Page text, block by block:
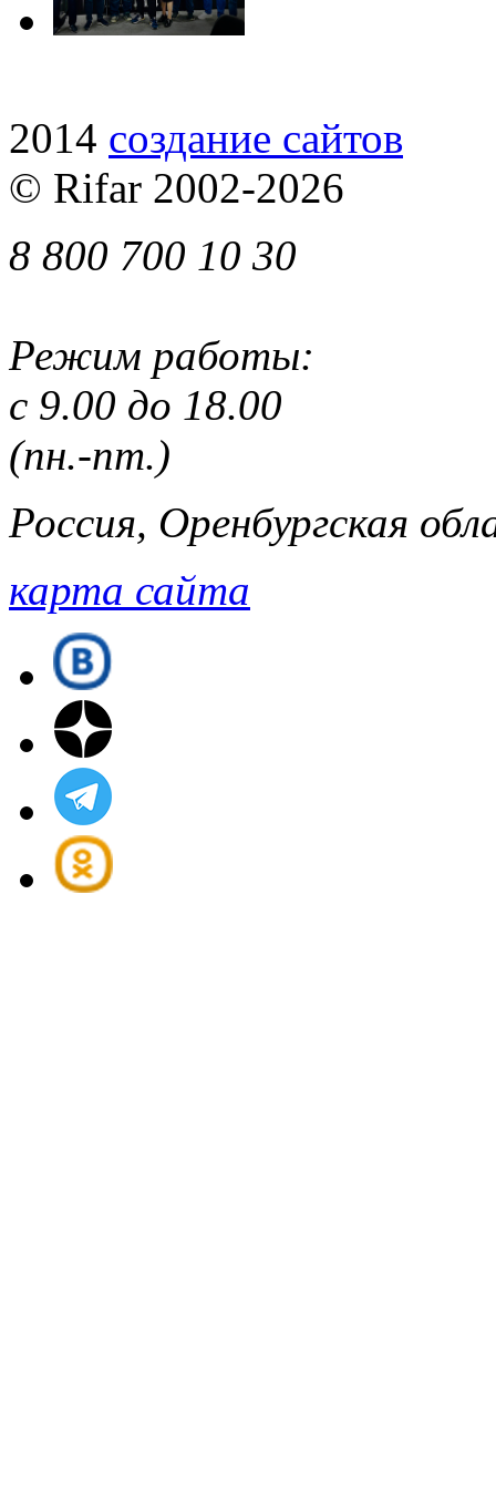
2014 cоздание сайтов
© Rifar 2002-2026
8 800 700 10 30
Режим работы:
с 9.00 до 18.00
(пн.-пт.)
Россия, Оренбургская
карта сайта